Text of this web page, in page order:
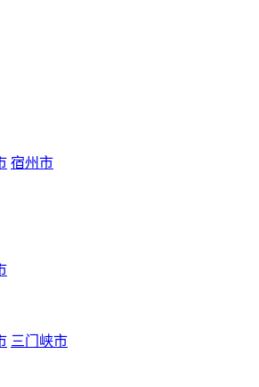
宿州市
三门峡市